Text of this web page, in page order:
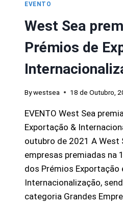
EVENTO
West Sea
Prémios de
Bywestsea 18 de Outubro,
EVENTO West Sea
Exportação &
outubro de 2021 A West
empresas premiadas na
dos Prémios Exportação
Internacionalização,
categoria Grandes